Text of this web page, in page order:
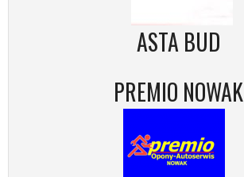
ASTA BUD
PREMIO NOWAK